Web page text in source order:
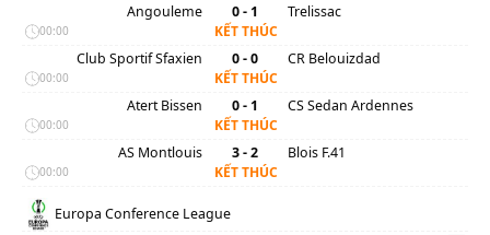
Angouleme
0 - 1 Trelissac
00:00
KẾT THÚC
Club Sportif Sfaxien
0 - 0 CR Belouizdad
00:00
KẾT THÚC
Atert Bissen
0 - 1 CS Sedan Ardennes
00:00
KẾT THÚC
AS Montlouis
3 - 2 Blois F.41
00:00 KẾT THÚC
Europa Conference League